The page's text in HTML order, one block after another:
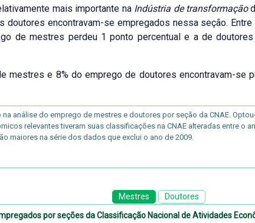
mais importante na Indústria de transformação
doutores encontravam-se empregados nessa seção.
de mestres perdeu 1 ponto percentual e a de
mestres e 8% do emprego de doutores encontravam-se
análise do emprego de mestres e doutores por seção da CNAE.
relevantes tiveram suas classificações na CNAE alteradas entre o
maiores na série dos dados que exclui o ano de 2009.
Mestres Doutores
por seções da Classificação Nacional de Atividades